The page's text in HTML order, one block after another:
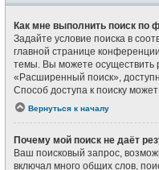
Как мне выполнить поиск
Задайте условие поиска в
главной странице
темы. Вы можете осуществить
«Расширенный поиск»,
Способ доступа к поиску
Вернуться к началу
Почему мой поиск не даёт
Ваш поисковый запрос,
включал много общих слов,